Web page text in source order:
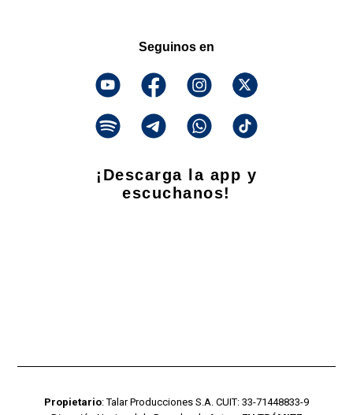
Seguinos en
¡Descarga la app y
escuchanos!
Propietario: Talar Producciones S.A. CUIT: 33-71448833-9